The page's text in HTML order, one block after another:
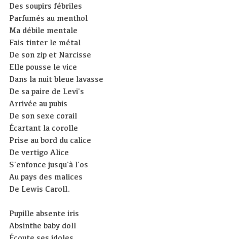
Des soupirs fébriles
Parfumés au menthol
Ma débile mentale
Fais tinter le métal
De son zip et Narcisse
Elle pousse le vice
Dans la nuit bleue lavasse
De sa paire de Levi's
Arrivée au pubis
De son sexe corail
Écartant la corolle
Prise au bord du calice
De vertigo Alice
S'enfonce jusqu'à l'os
Au pays des malices
De Lewis Caroll.
Pupille absente iris
Absinthe baby doll